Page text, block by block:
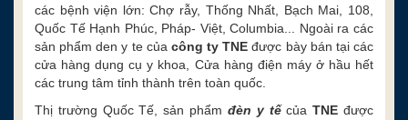
các bệnh viện lớn: Chợ rẫy, Thống Nhất, Bạch Mai, 108,
Quốc Tế Hạnh Phúc, Pháp- Việt, Columbia... Ngoài ra các
sản phẩm den y te của công ty TNE được bày bán tại các
cửa hàng dụng cụ y khoa, Cửa hàng điện máy ở hầu hết
các trung tâm tỉnh thành trên toàn quốc.
Thị trường Quốc Tế, sản phẩm đèn y tếcủaTNE được